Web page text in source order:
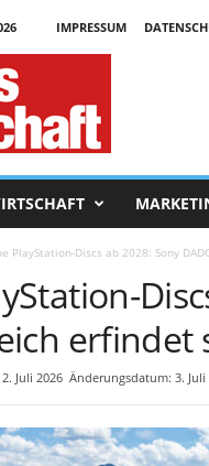
IMPRESSUM
PlayStation-Discs ab 2028: Sony
erfindet
2. Juli 2026 Änderungsdatum: 3. Juli